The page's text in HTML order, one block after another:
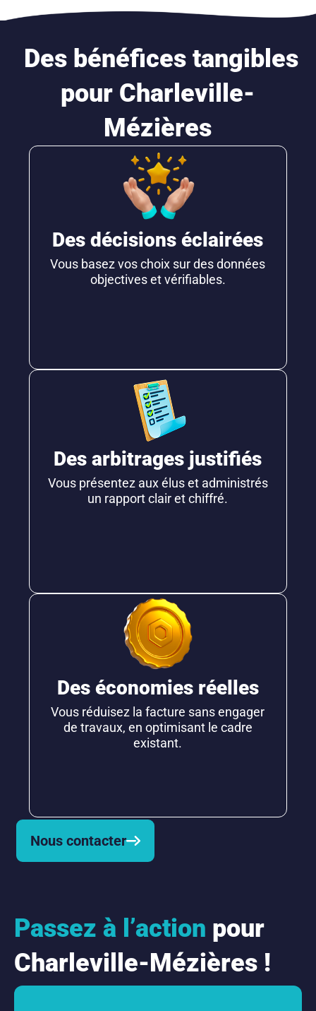
Des bénéfices tangibles
pour Charleville-
Mézières
Des décisions éclairées
Vous basez vos choix sur des données
objectives et vérifiables.
Des arbitrages justifiés
Vous présentez aux élus et administrés
un rapport clair et chiffré.
Des économies réelles
Vous réduisez la facture sans engager
de travaux, en optimisant le cadre
existant.
Nous contacter
Passez à l’action pour
Charleville-Mézières !